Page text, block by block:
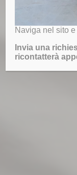
Naviga nel sito
Invia una
ricontatterà